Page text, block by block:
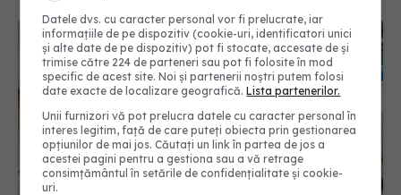
Rutina simplă înainte de somn care scade
tensiunea
Datele dvs. cu caracter personal vor fi prelucrate, iar
informațiile de pe dispozitiv (cookie-uri, identificatori unici
și alte date de pe dispozitiv) pot fi stocate, accesate de și
trimise către 224 de parteneri sau pot fi folosite în mod
specific de acest site. Noi și partenerii noștri putem folosi
date exacte de localizare geografică.Lista partenerilor.
Unii furnizori vă pot prelucra datele cu caracter personal în
interes legitim, față de care puteți obiecta prin gestionarea
opțiunilor de mai jos. Căutați un link în partea de jos a
acestei pagini pentru a gestiona sau a vă retrage
consimțământul în setările de confidențialitate și cookie-
uri.